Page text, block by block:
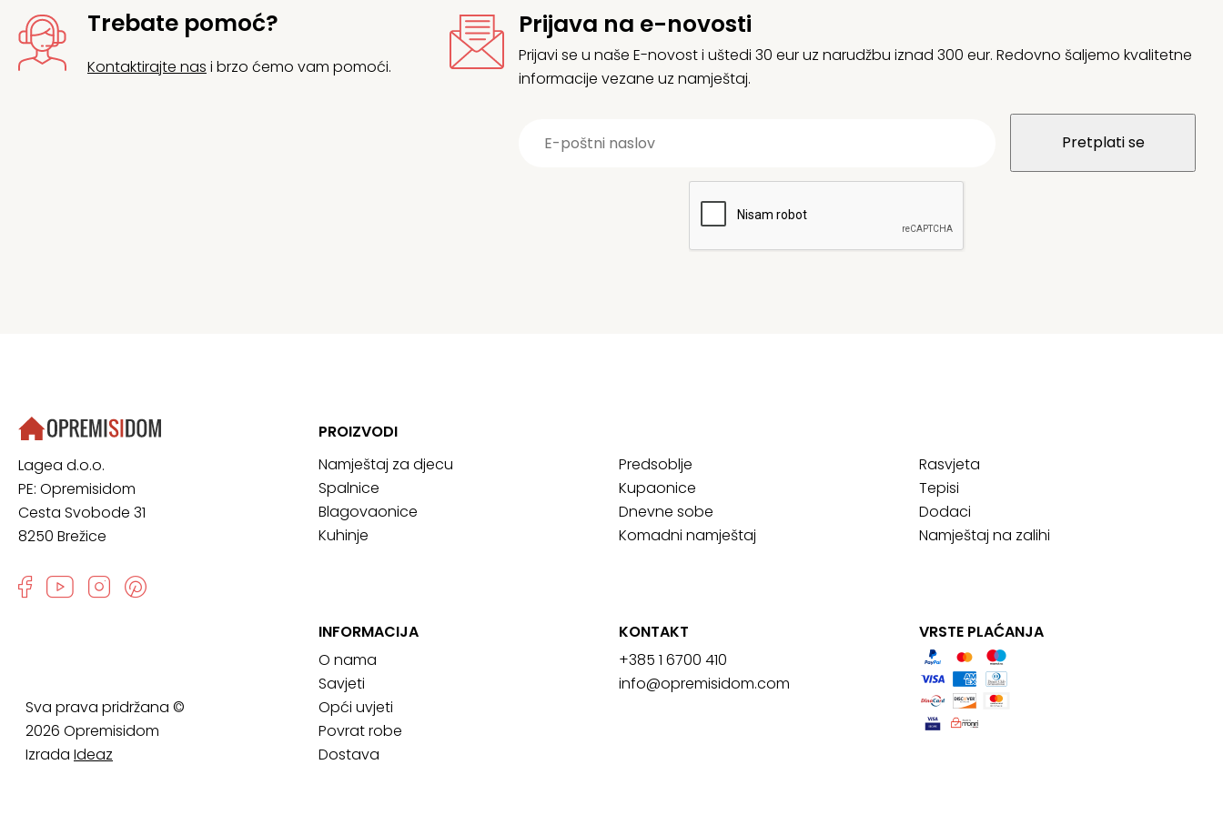
Trebate pomoć?
Kontaktirajte nas i brzo ćemo vam pomoći.
Prijava na e-novosti
Prijavi se u naše E-novost i uštedi 30 eur uz narudžbu iznad 300 eur. Redovno šaljemo kvalitetne
informacije vezane uz namještaj.
Lagea d.o.o.
PE: Opremisidom
Cesta Svobode 31
8250 Brežice
Sva prava pridržana ©
2026 Opremisidom
Izrada Ideaz
PROIZVODI
Namještaj za djecu
Spalnice
Blagovaonice
Kuhinje
Predsoblje
Kupaonice
Dnevne sobe
Komadni namještaj
Rasvjeta
Tepisi
Dodaci
Namještaj na zalihi
INFORMACIJA
O nama
Savjeti
Opći uvjeti
Povrat robe
Dostava
KONTAKT
+385 1 6700 410
info@opremisidom.com
VRSTE PLAĆANJA